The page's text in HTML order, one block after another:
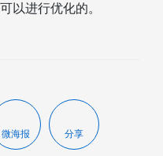
以进行优化的。
微海报 分享